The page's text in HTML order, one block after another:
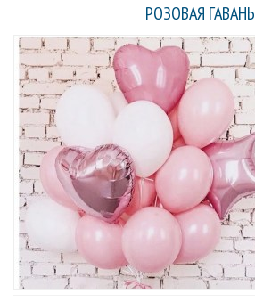
РОЗОВАЯ ГАВАНЬ